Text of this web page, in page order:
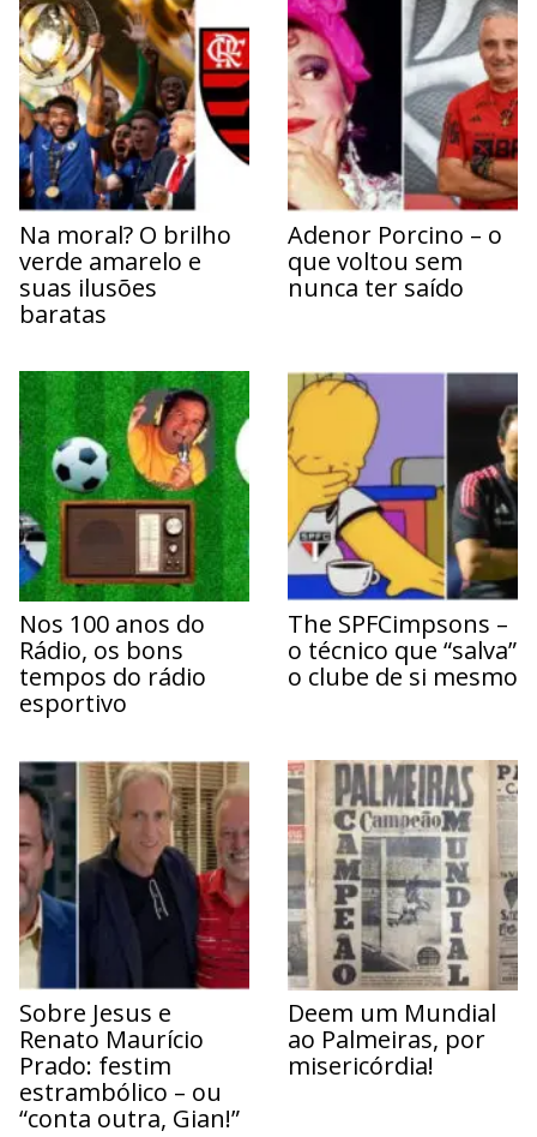
Na moral? O brilho
verde amarelo e
suas ilusões
baratas
Adenor Porcino – o
que voltou sem
nunca ter saído
Nos 100 anos do
Rádio, os bons
tempos do rádio
esportivo
The SPFCimpsons –
o técnico que “salva”
o clube de si mesmo
Sobre Jesus e
Renato Maurício
Prado: festim
estrambólico – ou
“conta outra, Gian!”
Deem um Mundial
ao Palmeiras, por
misericórdia!